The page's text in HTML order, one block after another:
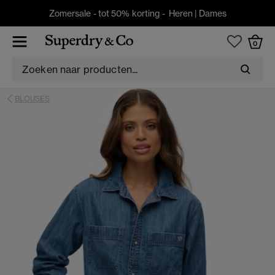
Zomersale - tot 50% korting - Heren | Dames
0
BLOUSES